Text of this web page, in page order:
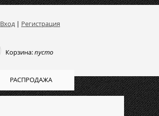
Вход| Регистрация
Корзина:пусто
РАСПРОДАЖА